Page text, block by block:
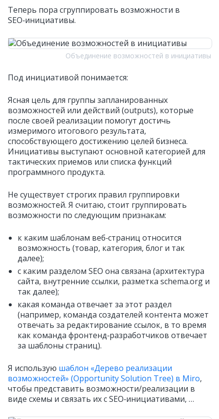
Теперь пора сгруппировать возможности в
SEO‑инициативы.
Объединение возможностей в инициативы
Под инициативой понимается:
Ясная цель для группы запланированных
возможностей или действий (outputs), которые
после своей реализации помогут достичь
измеримого итогового результата,
способствующего достижению целей бизнеса.
Инициативы выступают основной категорией для
тактических приемов или списка функций
программного продукта.
Не существует строгих правил группировки
возможностей. Я считаю, стоит группировать
возможности по следующим признакам:
к каким шаблонам веб‑страниц относится
возможность (товар, категория, блог и так
далее);
с каким разделом SEO она связана (архитектура
сайта, внутренние ссылки, разметка schema.org и
так далее);
какая команда отвечает за этот раздел
(например, команда создателей контента может
отвечать за редактирование ссылок, в то время
как команда фронтенд‑разработчиков отвечает
за шаблоны страниц).
Я использую шаблон «Дерево реализации
возможностей» (Opportunity Solution Tree) в Miro,
чтобы представить возможности/реализации в
виде схемы и связать их с SEO‑инициативами, …